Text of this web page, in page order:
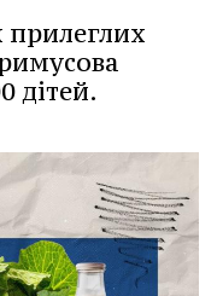
прилеглих
дітей.